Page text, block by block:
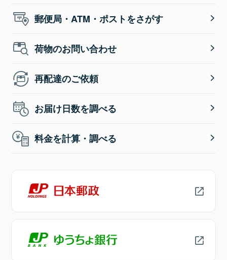
郵便局・ATM・ポストをさがす
荷物のお問い合わせ
再配達のご依頼
お届け日数を調べる
料金を計算・調べる